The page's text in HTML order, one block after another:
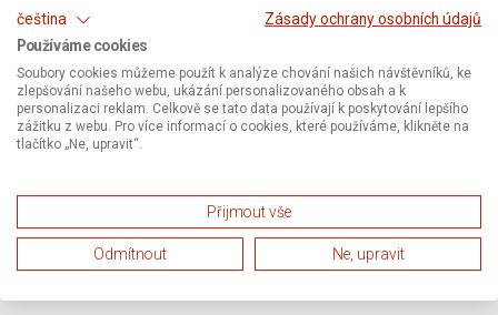
čeština
Zásady ochrany osobních údajů
Používáme cookies
Soubory cookies můžeme použít k analýze chování našich návštěvníků, ke
zlepšování našeho webu, ukázání personalizovaného obsah a k
personalizaci reklam. Celkově se tato data používají k poskytování lepšího
zážitku z webu. Pro více informací o cookies, které používáme, klikněte na
tlačítko „Ne, upravit“.
Přijmout vše
Odmítnout Ne, upravit